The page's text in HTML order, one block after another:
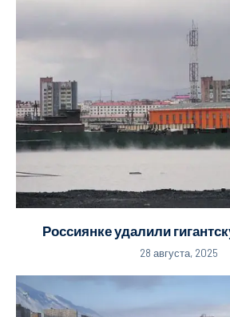
Россиянке удалили
28 августа, 2025